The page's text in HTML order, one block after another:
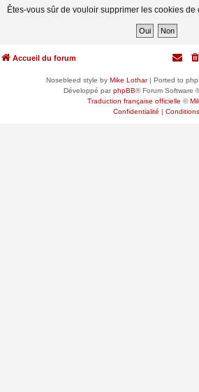
Êtes-vous sûr de vouloir supprimer les cookies de
Accueil du forum
Nosebleed style by Mike Lothar| Ported to
Développé parphpBB® Forum Software
Traduction française officielle ©
Confidentialité | Conditions